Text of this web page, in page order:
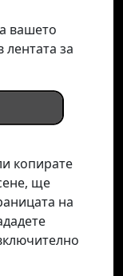
вашето
лентата за
копирате
ще
на